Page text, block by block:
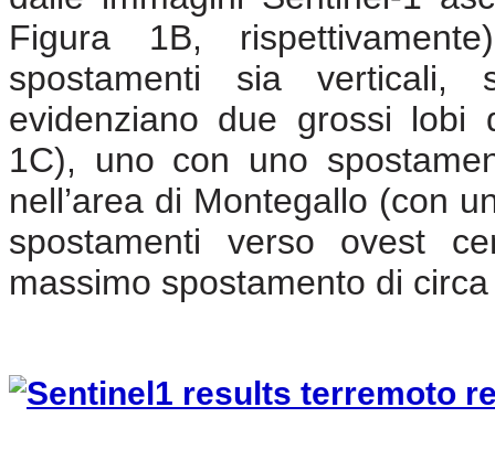
Figura 1B,
spostamenti sia verticali,
evidenziano due grossi lobi
1C), uno con uno
nell’area di Montegallo (con
spostamenti verso ovest
massimo spostamento di